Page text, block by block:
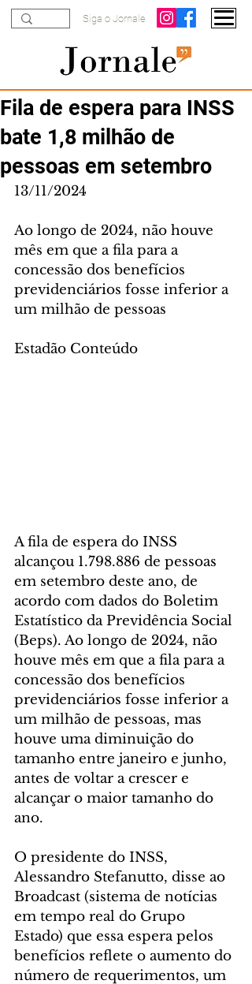
Siga o Jornale
Fila de espera para INSS
bate 1,8 milhão de
pessoas em setembro
13/11/2024
Ao longo de 2024, não houve
mês em que a fila para a
concessão dos benefícios
previdenciários fosse inferior a
um milhão de pessoas
Estadão Conteúdo
A fila de espera do INSS
alcançou 1.798.886 de pessoas
em setembro deste ano, de
acordo com dados do Boletim
Estatístico da Previdência Social
(Beps). Ao longo de 2024, não
houve mês em que a fila para a
concessão dos benefícios
previdenciários fosse inferior a
um milhão de pessoas, mas
houve uma diminuição do
tamanho entre janeiro e junho,
antes de voltar a crescer e
alcançar o maior tamanho do
ano.
O presidente do INSS,
Alessandro Stefanutto, disse ao
Broadcast (sistema de notícias
em tempo real do Grupo
Estado) que essa espera pelos
benefícios reflete o aumento do
número de requerimentos, um